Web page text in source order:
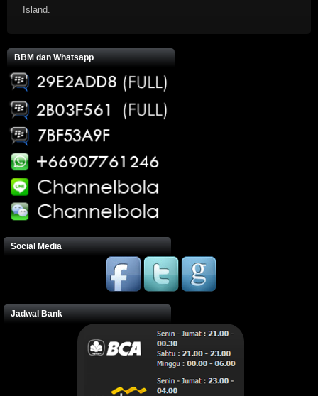
Island.
BBM dan Whatsapp
Social Media
Jadwal Bank